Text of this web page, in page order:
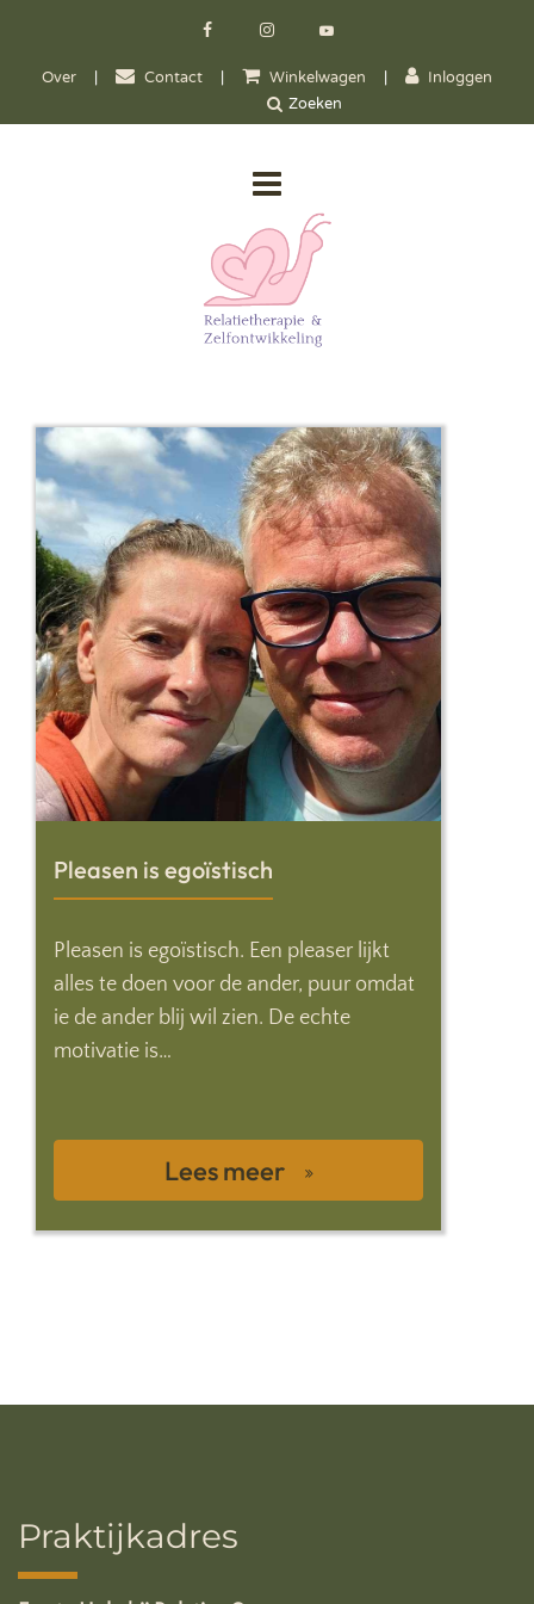
Over | Contact | Winkelwagen | Inloggen
Pleasen is egoïstisch
Pleasen is egoïstisch. Een pleaser lijkt
alles te doen voor de ander, puur omdat
ie de ander blij wil zien. De echte
motivatie is…
Lees meer
Praktijkadres